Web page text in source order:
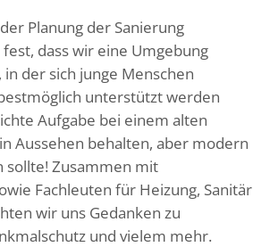
Planung der Sanierung
dass wir eine Umgebung
der sich junge Menschen
unterstützt werden
Aufgabe bei einem alten
Aussehen behalten, aber modern
sollte! Zusammen mit
Fachleuten für Heizung, Sanitär
wir uns Gedanken zu
und vielem mehr.